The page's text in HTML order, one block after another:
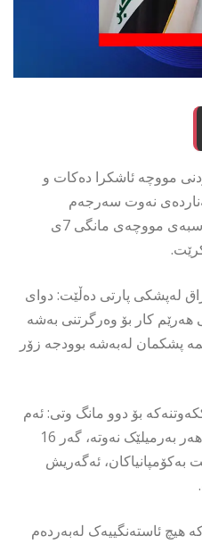
مووچە ئاشکرا دەکات و
نەوت سەرجەم
کێشەکانی مووچە کۆتاییاندێت و سبەی مووچەی مانگی 7ی
لەپشکی پارتی دەڵێت: دوای
کار بۆ وەرگرتنی بەشە
ئێمە پشکمان لەبەشە بوودجە زۆر
بۆ دوو مانگ وتی: ئەم
دوو مانگە بۆ خەمڵاندنی تێچووی هەر بەرمیلێک نەوتە، گەر 16
بەکۆمپانیاکان، ئەگەریش
هیچ ئاستەنگییەک لەبەردەم